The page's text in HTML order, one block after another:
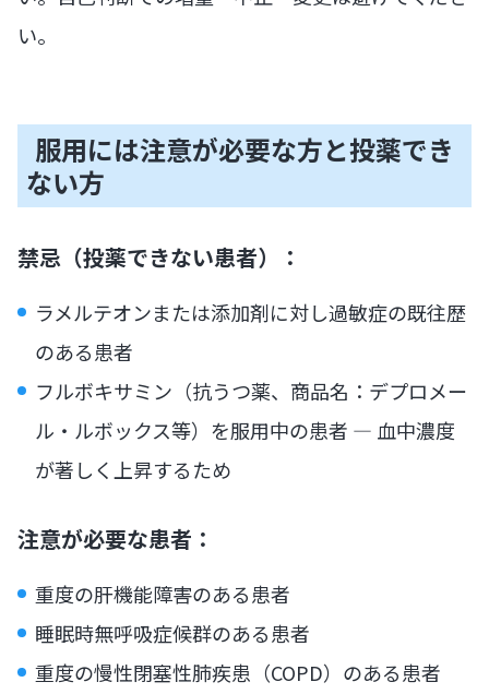
い。
服用には注意が必要な方と投薬でき
ない方
禁忌（投薬できない患者）：
ラメルテオンまたは添加剤に対し過敏症の既往歴
のある患者
フルボキサミン（抗うつ薬、商品名：デプロメー
ル・ルボックス等）を服用中の患者 — 血中濃度
が著しく上昇するため
注意が必要な患者：
重度の肝機能障害のある患者
睡眠時無呼吸症候群のある患者
重度の慢性閉塞性肺疾患（COPD）のある患者